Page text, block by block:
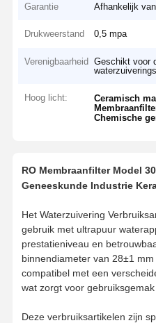
Garantie Afhankelijk
Drukweerstand 0,5 mpa
Verenigbaarheid
Geschikt voor
Hoog licht: Ceramisch
Chemische
RO Membraanfilter Model
Geneeskunde Industrie
Het Waterzuivering
gebruik met ultrapuur
prestatieniveau en
binnendiameter van 28±1
compatibel met een
wat zorgt voor gebruiksgemak
Deze verbruiksartikelen zijn